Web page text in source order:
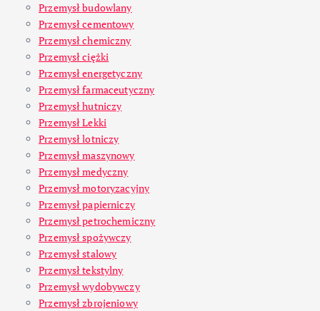
Przemysł budowlany
Przemysł cementowy
Przemysł chemiczny
Przemysł ciężki
Przemysł energetyczny
Przemysł farmaceutyczny
Przemysł hutniczy
Przemysł Lekki
Przemysł lotniczy
Przemysł maszynowy
Przemysł medyczny
Przemysł motoryzacyjny
Przemysł papierniczy
Przemysł petrochemiczny
Przemysł spożywczy
Przemysł stalowy
Przemysł tekstylny
Przemysł wydobywczy
Przemysł zbrojeniowy